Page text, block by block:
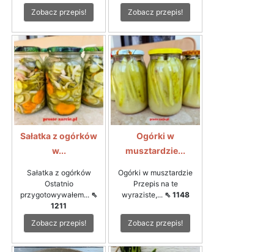
Zobacz przepis! Zobacz przepis!
Sałatka z ogórków
w...
Sałatka z ogórków
Ostatnio
przygotowywałem... ⇖
1211
Zobacz przepis!
Ogórki w
musztardzie...
Ogórki w musztardzie
Przepis na te
wyraziste,... ⇖ 1148
Zobacz przepis!